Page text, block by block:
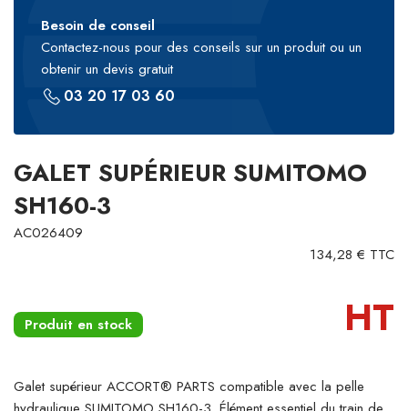
Besoin de conseil
Contactez-nous pour des conseils sur un produit ou un
obtenir un devis gratuit
03 20 17 03 60
GALET SUPÉRIEUR SUMITOMO
SH160-3
AC026409
134,28 € TTC
Produit en stock HT
Galet supérieur ACCORT® PARTS compatible avec la pelle